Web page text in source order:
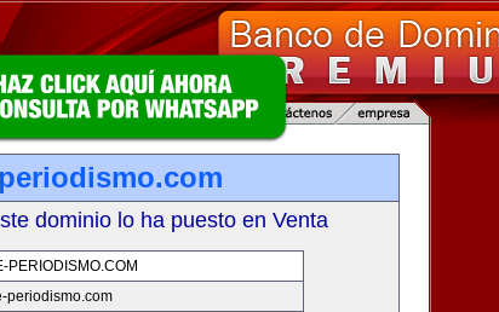
dominio lo ha puesto en Venta
PERIODISMO.COM
periodismo.com